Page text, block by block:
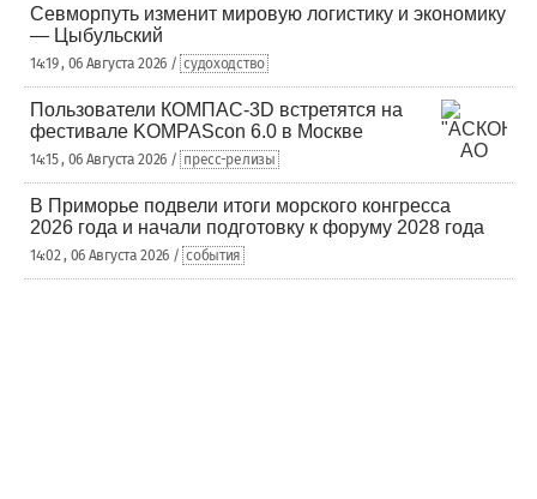
Севморпуть изменит мировую логистику и экономику
— Цыбульский
14:19 , 06 Августа 2026 / судоходство
Пользователи КОМПАС-3D встретятся на
фестивале KOMPAScon 6.0 в Москве
14:15 , 06 Августа 2026 / пресс-релизы
В Приморье подвели итоги морского конгресса
2026 года и начали подготовку к форуму 2028 года
14:02 , 06 Августа 2026 / события